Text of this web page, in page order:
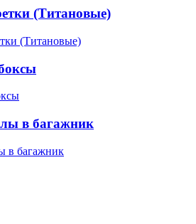
(Титановые)
в багажник